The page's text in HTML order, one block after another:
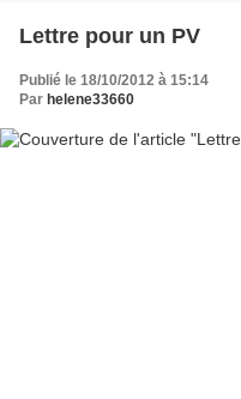
Lettre pour un PV
Publié le 18/10/2012 à 15:14
Par helene33660